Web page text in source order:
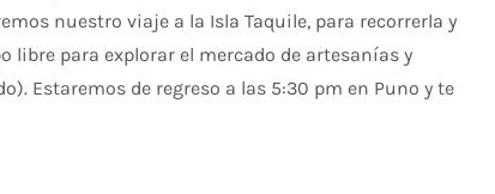
nuestro viaje a la Isla Taquile, para recorrerla y
para explorar el mercado de artesanías y
Estaremos de regreso a las 5:30 pm en Puno y te